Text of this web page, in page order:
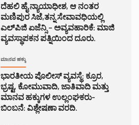
ದೆಹಲಿ ಹೈ ನ್ಯಾಯಾಧೀಶ, ಆ ನಂತರ
ಮಣಿಪುರ ಸಿಜೆ,ತನ್ನ ಸೇವಾವಧಿಯಲ್ಲಿ
ಎಲ್‌ಪಿಜಿ ಏಜೆನ್ಸಿ – ಅವ್ಯವಹಾರಿಕೆ: ಮಾಜಿ
ವ್ಯವಸ್ಥಾಪಕನ ಪತ್ನಿಯಿಂದ ದೂರು.
ಮಾನವ ಹಕ್ಕು
ಭಾರತೀಯ ಪೊಲೀಸ್ ವ್ಯವಸ್ಥೆ: ಕ್ರೂರ,
ಭ್ರಷ್ಟ, ಕೋಮುವಾದಿ, ಜಾತಿವಾದಿ ಮತ್ತು
ಮಾನವ ಹಕ್ಕುಗಳ ಉಲ್ಲಂಘಕರು-
ಬಿಂಬನೆ: ವಿಶ್ಲೇಷಣಾ ವರದಿ.